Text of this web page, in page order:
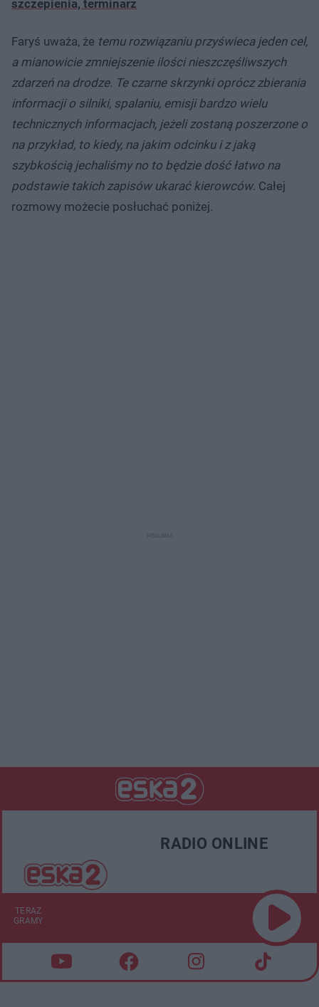
szczepienia, terminarz
Faryś uważa, że temu rozwiązaniu przyświeca jeden cel,
a mianowicie zmniejszenie ilości nieszczęśliwszych
zdarzeń na drodze. Te czarne skrzynki oprócz zbierania
informacji o silniki, spalaniu, emisji bardzo wielu
technicznych informacjach, jeżeli zostaną poszerzone o
na przykład, to kiedy, na jakim odcinku i z jaką
szybkością jechaliśmy no to będzie dość łatwo na
podstawie takich zapisów ukarać kierowców. Całej
rozmowy możecie posłuchać poniżej.
RADIO ONLINE
TERAZ
GRAMY